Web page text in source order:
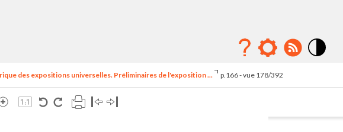
des expositions universelles. Préliminaires de l'exposition ... p.166 - vue 178/392